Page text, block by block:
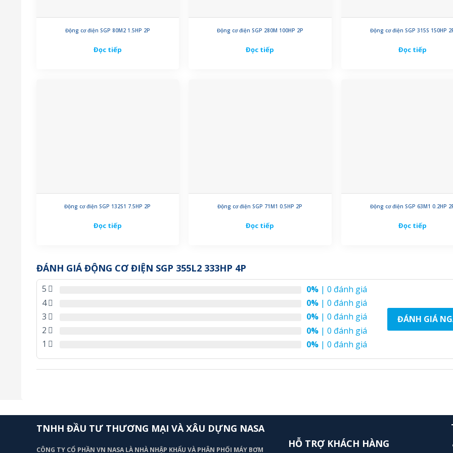
Động cơ điện SGP 80M2 1.5HP 2P
Đọc tiếp
Động cơ điện SGP 280M 100HP 2P
Đọc tiếp
Động cơ điện SGP 315S 150HP
Đọc tiếp
Động cơ điện SGP 132S1 7.5HP 2P
Đọc tiếp
Động cơ điện SGP 71M1 0.5HP 2P
Đọc tiếp
Động cơ điện SGP 63M1 0.2HP
Đọc tiếp
ĐÁNH GIÁ ĐỘNG CƠ ĐIỆN SGP 355L2 333HP 4P
5 0% | 0 đánh giá
4
0% | 0 đánh giá
3
0% | 0 đánh giá
2
0% | 0 đánh giá
1
0% | 0 đánh giá
ĐÁNH GIÁ
TNHH ĐẦU TƯ THƯƠNG MẠI VÀ XÂU DỰNG NASA
CÔNG TY CỔ PHẦN VN NASA LÀ NHÀ NHẬP KHẨU VÀ PHÂN PHỐI MÁY BƠM
HỖ TRỢ KHÁCH HÀNG